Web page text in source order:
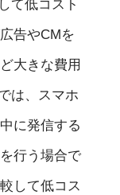
て低コスト
告やCMを
大きな費用
は、スマホ
に発信する
行う場合で
して低コス